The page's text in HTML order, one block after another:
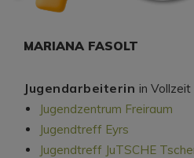
MARIANA FASOLT
Jugendarbeiterin in
Jugendzentrum Freiraum
Jugendtreff Eyrs
Jugendtreff JuTSCHE